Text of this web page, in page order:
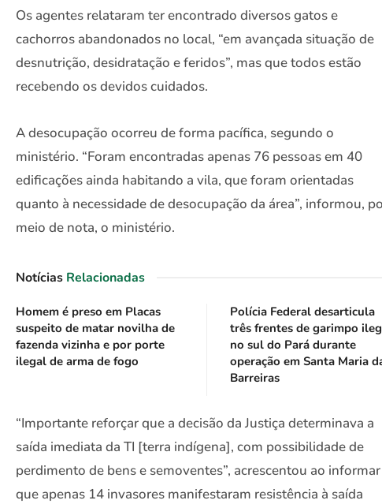
Os agentes relataram ter encontrado diversos gatos e
cachorros abandonados no local, “em avançada situação de
desnutrição, desidratação e feridos”, mas que todos estão
recebendo os devidos cuidados.
A desocupação ocorreu de forma pacífica, segundo o
ministério. “Foram encontradas apenas 76 pessoas em 40
edificações ainda habitando a vila, que foram orientadas
quanto à necessidade de desocupação da área”, informou,
meio de nota, o ministério.
Notícias Relacionadas
Homem é preso em Placas
suspeito de matar novilha de
fazenda vizinha e por porte
ilegal de arma de fogo
Polícia Federal desarticula
três frentes de garimpo
no sul do Pará durante
operação em Santa Maria
Barreiras
“Importante reforçar que a decisão da Justiça determinava a
saída imediata da TI [terra indígena], com possibilidade de
perdimento de bens e semoventes”, acrescentou ao informar
que apenas 14 invasores manifestaram resistência à saída